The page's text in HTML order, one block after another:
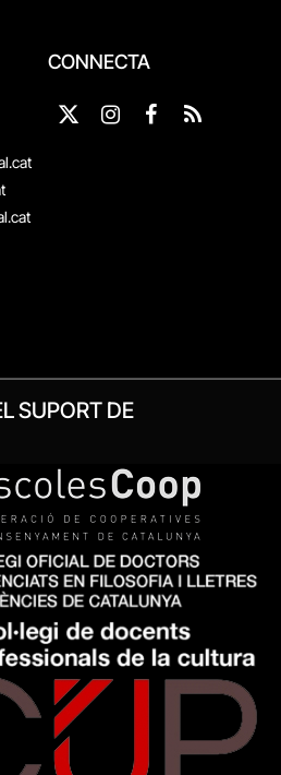
CONNECTA
X
Instagram
Facebook
RSS
SUPORT DE